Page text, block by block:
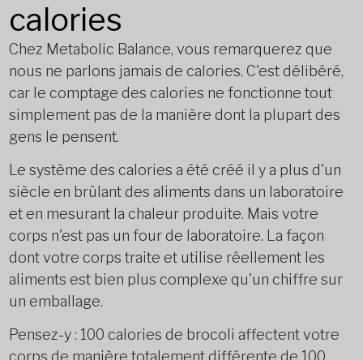
calories
Chez Metabolic Balance, vous remarquerez que
nous ne parlons jamais de calories. C'est délibéré,
car le comptage des calories ne fonctionne tout
simplement pas de la manière dont la plupart des
gens le pensent.
Le système des calories a été créé il y a plus d'un
siècle en brûlant des aliments dans un laboratoire
et en mesurant la chaleur produite. Mais votre
corps n'est pas un four de laboratoire. La façon
dont votre corps traite et utilise réellement les
aliments est bien plus complexe qu'un chiffre sur
un emballage.
Pensez-y : 100 calories de brocoli affectent votre
corps de manière totalement différente de 100